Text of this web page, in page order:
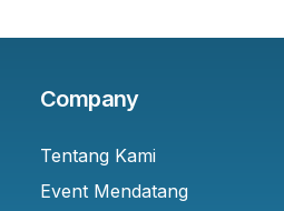
Company
Tentang Kami
Event Mendatang